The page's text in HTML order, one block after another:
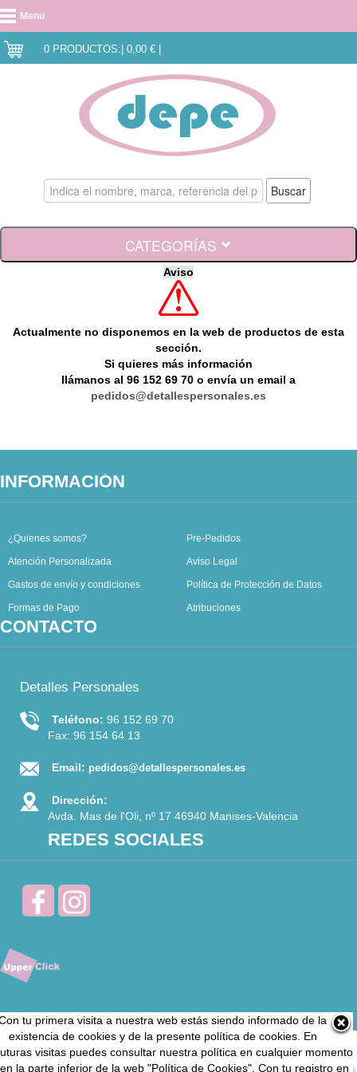
Menu
0 PRODUCTOS:| 0,00 € |
CATEGORÍAS
Safta 2025
Marcas / Licencias
Por producto
Campañas
Colecciones
tu primera visita a nuestra web estás siendo informado de la
existencia de cookies y de la presente política de cookies. En
visitas puedes consultar nuestra política en cualquier momento
en la parte inferior de la web "Política de Cookies". Con tu registro en
Aviso
Actualmente no disponemos en la web de productos de esta
sección.
Si quieres más información
llámanos al 96 152 69 70 o envía un email a
pedidos@detallespersonales.es
INFORMACIÓN
¿Quienes somos? Pre-Pedidos
Atención Personalizada Aviso Legal
Gastos de envío y condiciones Política de Protección de Datos
Formas de Pago Atribuciones
CONTACTO
Detalles Personales
Teléfono: 96 152 69 70
Fax: 96 154 64 13
Email: pedidos@detallespersonales.es
Dirección:
Avda. Mas de l'Oli, nº 17 46940 Manises-Valencia
REDES SOCIALES